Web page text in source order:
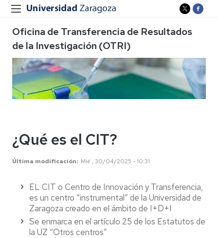
Oficina de Transferencia de Resultados
de la Investigación (OTRI)
¿Qué es el CIT?
Última modificación Mié , 30/04/2025 - 10:31
EL CIT o Centro de Innovación y Transferencia,
es un centro “instrumental” de la Universidad de
Zaragoza creado en el ámbito de I+D+I
Se enmarca en el artículo 25 de los Estatutos de
la UZ “Otros centros”